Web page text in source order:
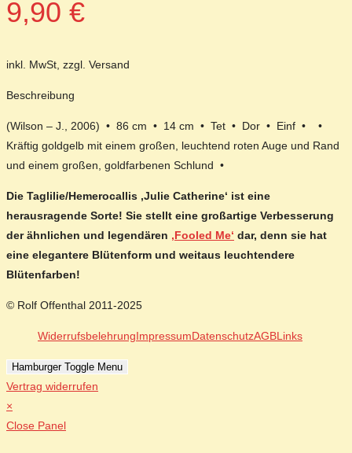
9,90 €
inkl. MwSt, zzgl. Versand
Beschreibung
(Wilson – J., 2006) • 86 cm • 14 cm • Tet • Dor • Einf • •
Kräftig goldgelb mit einem großen, leuchtend roten Auge und Rand
und einem großen, goldfarbenen Schlund •
Die Taglilie/Hemerocallis ‚Julie Catherine‘ ist eine
herausragende Sorte! Sie stellt eine großartige Verbesserung
der ähnlichen und legendären ‚Fooled Me‘ dar, denn sie hat
eine elegantere Blütenform und weitaus leuchtendere
Blütenfarben!
© Rolf Offenthal 2011-2025
WiderrufsbelehrungImpressumDatenschutzAGBLinks
Hamburger Toggle Menu
Vertrag widerrufen
×
Close Panel